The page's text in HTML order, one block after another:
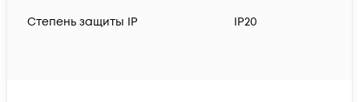
Степень защиты IP IP20